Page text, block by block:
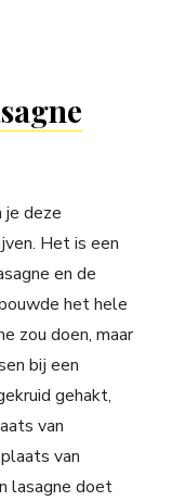
je deze
Het is een
en de
het hele
zou doen, maar
bij een
gehakt,
van
van
lasagne doet